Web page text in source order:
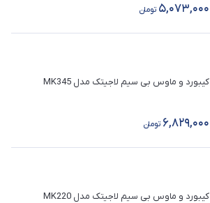
5,073,000 تومان
کیبورد و ماوس بی سیم لاجیتک مدل MK345
6,829,000 تومان
کیبورد و ماوس بی سیم لاجیتک مدل MK220